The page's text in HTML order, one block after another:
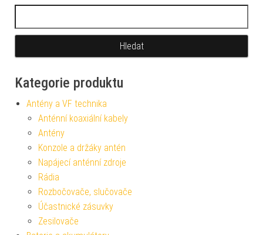
Kategorie produktu
Antény a VF technika
Anténní koaxiální kabely
Antény
Konzole a držáky antén
Napájecí anténní zdroje
Rádia
Rozbočovače, slučovače
Účastnické zásuvky
Zesilovače